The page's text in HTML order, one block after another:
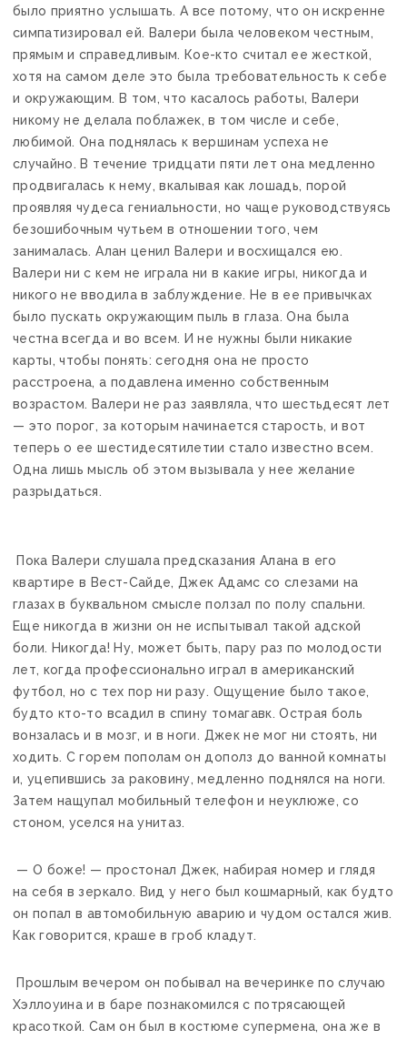
было приятно услышать. А все потому, что он искренне
симпатизировал ей. Валери была человеком честным,
прямым и справедливым. Кое-кто считал ее жесткой,
хотя на самом деле это была требовательность к себе
и окружающим. В том, что касалось работы, Валери
никому не делала поблажек, в том числе и себе,
любимой. Она поднялась к вершинам успеха не
случайно. В течение тридцати пяти лет она медленно
продвигалась к нему, вкалывая как лошадь, порой
проявляя чудеса гениальности, но чаще руководствуясь
безошибочным чутьем в отношении того, чем
занималась. Алан ценил Валери и восхищался ею.
Валери ни с кем не играла ни в какие игры, никогда и
никого не вводила в заблуждение. Не в ее привычках
было пускать окружающим пыль в глаза. Она была
честна всегда и во всем. И не нужны были никакие
карты, чтобы понять: сегодня она не просто
расстроена, а подавлена именно собственным
возрастом. Валери не раз заявляла, что шестьдесят лет
— это порог, за которым начинается старость, и вот
теперь о ее шестидесятилетии стало известно всем.
Одна лишь мысль об этом вызывала у нее желание
разрыдаться.
Пока Валери слушала предсказания Алана в его
квартире в Вест-Сайде, Джек Адамс со слезами на
глазах в буквальном смысле ползал по полу спальни.
Еще никогда в жизни он не испытывал такой адской
боли. Никогда! Ну, может быть, пару раз по молодости
лет, когда профессионально играл в американский
футбол, но с тех пор ни разу. Ощущение было такое,
будто кто-то всадил в спину томагавк. Острая боль
вонзалась и в мозг, и в ноги. Джек не мог ни стоять, ни
ходить. С горем пополам он дополз до ванной комнаты
и, уцепившись за раковину, медленно поднялся на ноги.
Затем нащупал мобильный телефон и неуклюже, со
стоном, уселся на унитаз.
— О боже! — простонал Джек, набирая номер и глядя
на себя в зеркало. Вид у него был кошмарный, как будто
он попал в автомобильную аварию и чудом остался жив.
Как говорится, краше в гроб кладут.
Прошлым вечером он побывал на вечеринке по случаю
Хэллоуина и в баре познакомился с потрясающей
красоткой. Сам он был в костюме супермена, она же в